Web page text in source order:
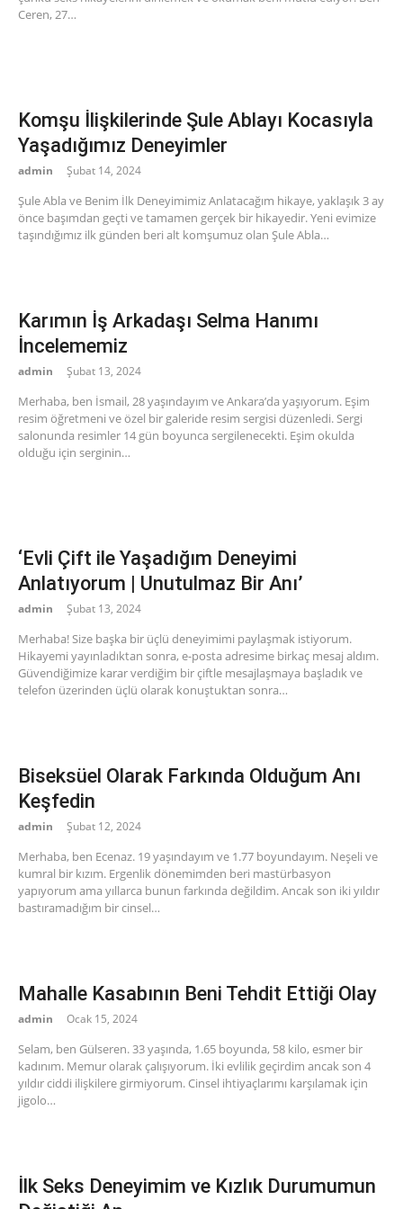
Ceren, 27…
Komşu İlişkilerinde Şule Ablayı Kocasıyla
Yaşadığımız Deneyimler
admin Şubat 14, 2024
Şule Abla ve Benim İlk Deneyimimiz Anlatacağım hikaye, yaklaşık 3 ay
önce başımdan geçti ve tamamen gerçek bir hikayedir. Yeni evimize
taşındığımız ilk günden beri alt komşumuz olan Şule Abla…
Karımın İş Arkadaşı Selma Hanımı
İncelememiz
admin Şubat 13, 2024
Merhaba, ben İsmail, 28 yaşındayım ve Ankara’da yaşıyorum. Eşim
resim öğretmeni ve özel bir galeride resim sergisi düzenledi. Sergi
salonunda resimler 14 gün boyunca sergilenecekti. Eşim okulda
olduğu için serginin…
‘Evli Çift ile Yaşadığım Deneyimi
Anlatıyorum | Unutulmaz Bir Anı’
admin Şubat 13, 2024
Merhaba! Size başka bir üçlü deneyimimi paylaşmak istiyorum.
Hikayemi yayınladıktan sonra, e-posta adresime birkaç mesaj aldım.
Güvendiğimize karar verdiğim bir çiftle mesajlaşmaya başladık ve
telefon üzerinden üçlü olarak konuştuktan sonra…
Biseksüel Olarak Farkında Olduğum Anı
Keşfedin
admin Şubat 12, 2024
Merhaba, ben Ecenaz. 19 yaşındayım ve 1.77 boyundayım. Neşeli ve
kumral bir kızım. Ergenlik dönemimden beri mastürbasyon
yapıyorum ama yıllarca bunun farkında değildim. Ancak son iki yıldır
bastıramadığım bir cinsel…
Mahalle Kasabının Beni Tehdit Ettiği Olay
admin Ocak 15, 2024
Selam, ben Gülseren. 33 yaşında, 1.65 boyunda, 58 kilo, esmer bir
kadınım. Memur olarak çalışıyorum. İki evlilik geçirdim ancak son 4
yıldır ciddi ilişkilere girmiyorum. Cinsel ihtiyaçlarımı karşılamak için
jigolo…
İlk Seks Deneyimim ve Kızlık Durumumun